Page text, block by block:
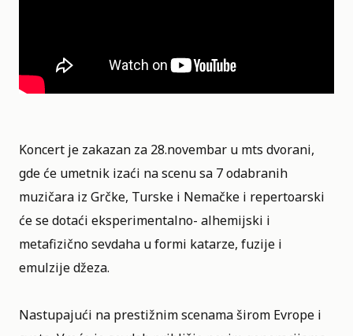
Koncert je zakazan za 28.novembar u mts dvorani,
gde će umetnik izaći na scenu sa 7 odabranih
muzičara iz Grčke, Turske i Nemačke i repertoarski
će se dotaći eksperimentalno- alhemijski i
metafizično sevdaha u formi katarze, fuzije i
emulzije džeza.
Nastupajući na prestižnim scenama širom Evrope i